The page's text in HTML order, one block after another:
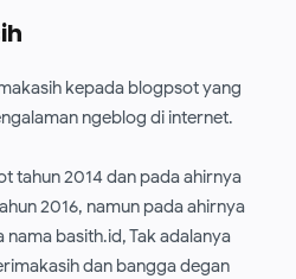
kepada blogpsot yang
ngeblog di internet.
tahun 2014 dan pada ahirnya
2016, namun pada ahirnya
basith.id, Tak adalanya
dan bangga degan